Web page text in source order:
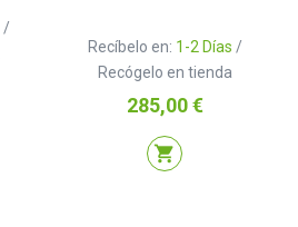
/
Recíbelo en: 1-2 Días /
Recógelo en tienda
Precio
285,00 €
shopping_cart